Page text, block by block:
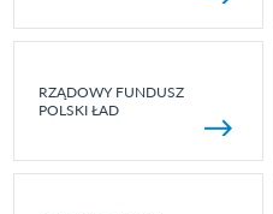
RZĄDOWY FUNDUSZ
POLSKI ŁAD